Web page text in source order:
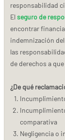
responsabilidad
El seguro de
encontrar
indemnización
las
de derechos a
¿De qué
comparativa
Negligencia o